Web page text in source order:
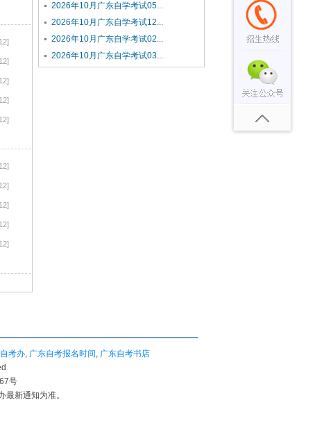
2026年10月广东自学考试05...
2026年10月广东自学考试12...
2026年10月广东自学考试02...
2026年10月广东自学考试03...
考办, 广东自考报名时间, 广东自考书店
号
新通知为准。